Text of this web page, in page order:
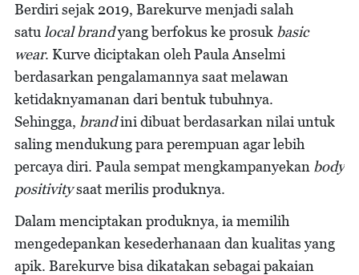
Berdiri sejak 2019, Barekurve menjadi salah
satu local brandyang berfokus ke prosuk basic
wear. Kurve diciptakan oleh Paula Anselmi
berdasarkan pengalamannya saat melawan
ketidaknyamanan dari bentuk tubuhnya.
Sehingga, brandini dibuat berdasarkan nilai untuk
saling mendukung para perempuan agar lebih
percaya diri. Paula sempat mengkampanyekan body
positivitysaat merilis produknya.
Dalam menciptakan produknya, ia memilih
mengedepankan kesederhanaan dan kualitas yang
apik. Barekurve bisa dikatakan sebagai pakaian